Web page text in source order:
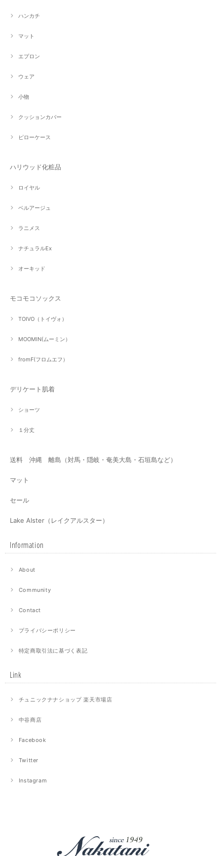
ハンカチ
マット
エプロン
ウェア
小物
クッションカバー
ピローケース
ハリウッド化粧品
ロイヤル
ベルアージュ
ラニメス
ナチュラルEx
オーキッド
モコモコソックス
TOIVO（トイヴォ）
MOOMIN(ムーミン）
fromF(フロムエフ）
デリケート肌着
ショーツ
１分丈
送料 沖縄 離島（対馬・隠岐・奄美大島・石垣島など）
マット
セール
Lake Alster（レイクアルスター）
Information
About
Community
Contact
プライバシーポリシー
特定商取引法に基づく表記
Link
チュニックナナショップ 楽天市場店
中谷商店
Facebook
Twitter
Instagram